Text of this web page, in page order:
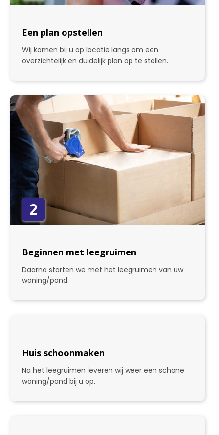
Een plan opstellen
Wij komen bij u op locatie langs om een
overzichtelijk en duidelijk plan op te stellen.
2
Beginnen met leegruimen
Daarna starten we met het leegruimen van uw
woning/pand.
Huis schoonmaken
Na het leegruimen leveren wij weer een schone
woning/pand bij u op.